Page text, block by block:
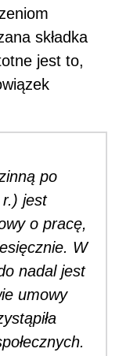
składka
jest to,
po
r.) jest
o pracę,
W
nadal jest
umowy